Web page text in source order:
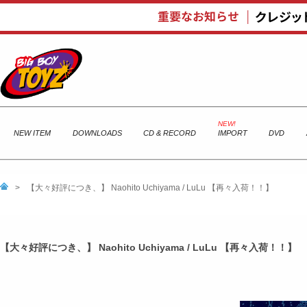
NEW ITEM DOWNLOADS CD & RECORD IMPORT DVD
> 【大々好評につき、】 Naohito Uchiyama / LuLu 【再々入荷！！】
【大々好評につき、】 Naohito Uchiyama / LuLu 【再々入荷！！】